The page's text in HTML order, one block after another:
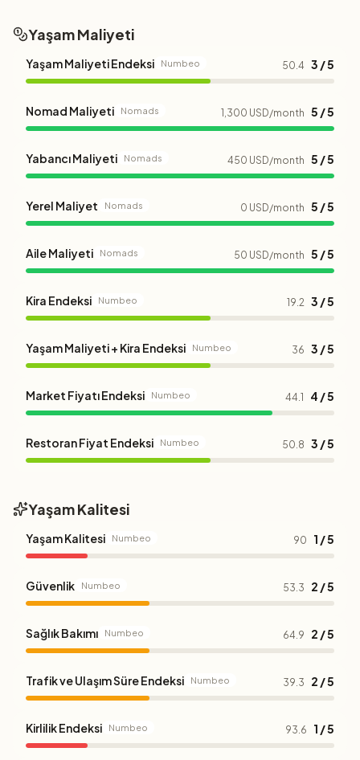
Yaşam Maliyeti
Yaşam Maliyeti Endeksi Numbeo 50.4 3 / 5
Nomad Maliyeti Nomads 1,300 USD/month 5 / 5
Yabancı Maliyeti Nomads 450 USD/month 5 / 5
Yerel Maliyet Nomads 0 USD/month 5 / 5
Aile Maliyeti Nomads 50 USD/month 5 / 5
Kira Endeksi Numbeo 19.2 3 / 5
Yaşam Maliyeti + Kira Endeksi Numbeo 36 3 / 5
Market Fiyatı Endeksi Numbeo 44.1 4 / 5
Restoran Fiyat Endeksi Numbeo 50.8 3 / 5
Yaşam Kalitesi
Yaşam Kalitesi Numbeo 90 1 / 5
Güvenlik Numbeo 53.3 2 / 5
Sağlık Bakımı Numbeo 64.9 2 / 5
Trafik ve Ulaşım Süre Endeksi Numbeo 39.3 2 / 5
Kirlilik Endeksi Numbeo 93.6 1 / 5